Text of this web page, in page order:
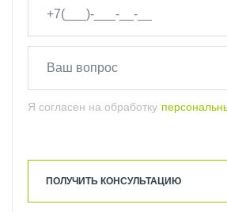
Я согласен на обработку
ПОЛУЧИТЬ КОНСУЛЬТАЦИЮ